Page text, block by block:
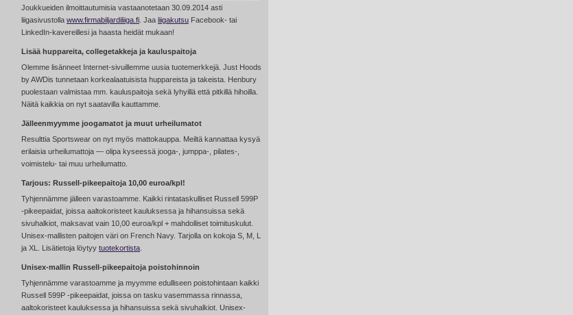
Joukkueiden ilmoittautumisia vastaanotetaan 30.09.2014 asti
liigasivustolla www.firmabiljardiliiga.fi. Jaa liigakutsuFacebook- tai
LinkedIn-kavereillesi ja haasta heidät mukaan!
Lisää huppareita, collegetakkeja ja kauluspaitoja
Olemme lisänneet Internet-sivuillemme uusia tuotemerkkejä. Just Hoods
by AWDis tunnetaan korkealaatuisista huppareista ja takeista. Henbury
puolestaan valmistaa mm. kauluspaitoja sekä lyhyillä että pitkillä hihoilla.
Näitä kaikkia on nyt saatavilla kauttamme.
Jälleenmyymme joogamatot ja muut urheilumatot
Resulttia Sportswear on nyt myös mattokauppa. Meiltä kannattaa kysyä
erilaisia urheilumattoja — olipa kyseessä jooga-, jumppa-, pilates-,
voimistelu- tai muu urheilumatto.
Tarjous: Russell-pikeepaitoja 10,00 euroa/kpl!
Tyhjennämme jälleen varastoamme. Kaikki rintataskulliset Russell 599P
-pikeepaidat, joissa aaltokoristeet kauluksessa ja hihansuissa sekä
sivuhalkiot, maksavat vain 10,00 euroa/kpl + mahdolliset toimituskulut.
Unisex-mallisten paitojen väri on French Navy. Tarjolla on kokoja S, M, L
ja XL. Lisätietoja löytyy tuotekortista.
Unisex-mallin Russell-pikeepaitoja poistohinnoin
Tyhjennämme varastoamme ja myymme edulliseen poistohintaan kaikki
Russell 599P -pikeepaidat, joissa on tasku vasemmassa rinnassa,
aaltokoristeet kauluksessa ja hihansuissa sekä sivuhalkiot. Unisex-